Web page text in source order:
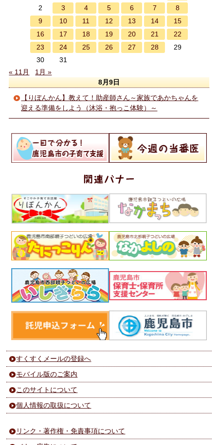
2
3 4 5 6 7
8
9
10 11 12 13 14
15
16
17 18 19 20 21
22
23
24 25 26 27 28
29
30
31
« 11月
1月 »
8月9日
【りぼんかん】教えて！助産師さん～家族であかちゃんを
迎える準備をしよう（沐浴・抱っこ体験）～
すくすくメールの登録へ
モバイル版のご案内
このサイトについて
個人情報の取扱について
リンク・著作権・免責事項について